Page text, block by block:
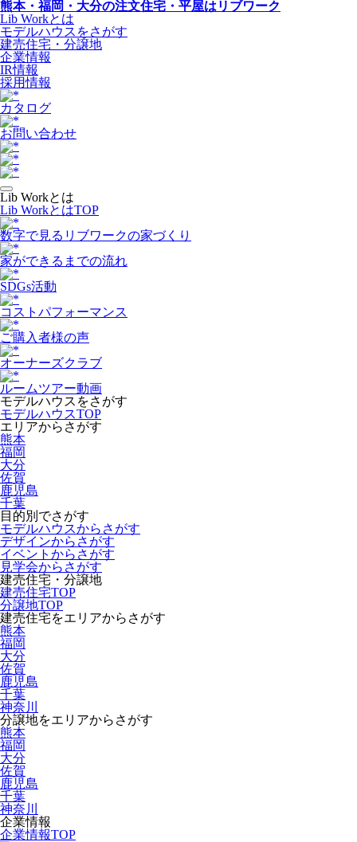
熊本・福岡・大分の注文住宅・平屋はリブワーク
Lib Workとは
モデルハウスをさがす
建売住宅・分譲地
企業情報
IR情報
採用情報
カタログ
お問い合わせ
Lib Workとは
Lib WorkとはTOP
数字で⾒るリブワークの家づくり
家ができるまでの流れ
SDGs活動
コストパフォーマンス
ご購入者様の声
オーナーズクラブ
ルームツアー動画
モデルハウスをさがす
モデルハウスTOP
エリアからさがす
熊本
福岡
大分
佐賀
鹿児島
千葉
目的別でさがす
モデルハウスからさがす
デザインからさがす
イベントからさがす
見学会からさがす
建売住宅・分譲地
建売住宅TOP
分譲地TOP
建売住宅をエリアからさがす
熊本
福岡
大分
佐賀
鹿児島
千葉
神奈川
分譲地をエリアからさがす
熊本
福岡
大分
佐賀
鹿児島
千葉
神奈川
企業情報
企業情報TOP